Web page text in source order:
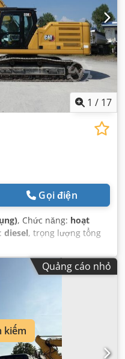
1 / 17
Gọi điện
, Chức năng: hoạt
diesel, trọng lượng tổng
Quảng cáo nhỏ
kiếm